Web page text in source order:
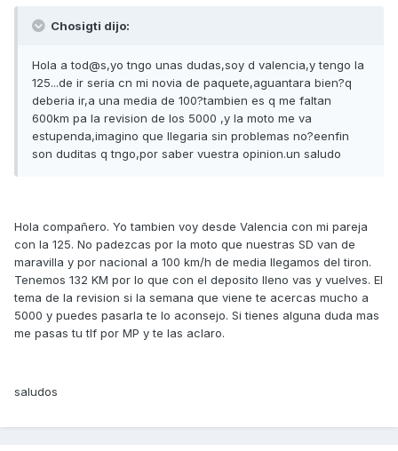
Chosigti dijo:
Hola a tod@s,yo tngo unas dudas,soy d valencia,y tengo la
125...de ir seria cn mi novia de paquete,aguantara bien?q
deberia ir,a una media de 100?tambien es q me faltan
600km pa la revision de los 5000 ,y la moto me va
estupenda,imagino que llegaria sin problemas no?eenfin
son duditas q tngo,por saber vuestra opinion.un saludo
Hola compañero. Yo tambien voy desde Valencia con mi pareja
con la 125. No padezcas por la moto que nuestras SD van de
maravilla y por nacional a 100 km/h de media llegamos del tiron.
Tenemos 132 KM por lo que con el deposito lleno vas y vuelves. El
tema de la revision si la semana que viene te acercas mucho a
5000 y puedes pasarla te lo aconsejo. Si tienes alguna duda mas
me pasas tu tlf por MP y te las aclaro.
saludos